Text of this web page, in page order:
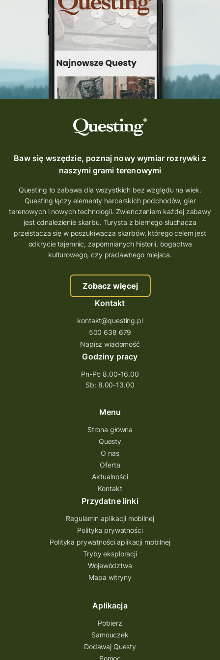
Questing Świętokrzyskie
questing śląskie
Quest Szlak Przygody
przygoda
nowy quest
najlepsze questy
wycieczki
turystyka przygodowa
Szlak Przygody
szkolenie
szkło
scieżka questingowa
questy w Polsce
questujznami
QUESTOMANIA
questing.pl
Quest Koziołek Matołek
gra miejska
co zobaczyć na Śląsku
aplikacja questy
aplikacja gry terenowe
wielkopolskie questy
wakacje z questami
trenerzy questingu
szkolenie tworzenie questów
szkolenie questing
Stefan Żeromski
ścieżka
Rzeszów
questy świętokrzyskie
questujwpolsce
questuj z nami
questingwyprawa po skarb
questingowy projekt współpracy
questing wielkopolska
Questing Przecławski
Questing Łódzkie
questing gry terenowe
Quest Świętokrzyskie
quest na szlaku Przygody
Quest Bolestraszyce
Quest Arboretum
Przecław Quest
projekt
Pogórze Dynowskie
Partnerstwo Questingu
Park Etnograficzny w Tokarni
Park Etnograficzny
natura
mazowieckie
Hutniczy Ostrowiec
gry terenowe
gry edukacyjne
Baw się wszędzie, poznaj nowy wymiar rozrywki z
naszymi grami terenowymi
Questing to zabawa dla wszystkich bez względu na wiek.
Questing łączy elementy harcerskich podchodów, gier
terenowych i nowych technologii. Zwieńczeniem każdej zabawy
jest odnalezienie skarbu. Turysta z biernego słuchacza
przeistacza się w poszukiwacza skarbów, którego celem jest
odkrycie tajemnic, zapomnianych historii, bogactwa
kulturowego, czy pradawnego miejsca.
Zobacz więcej
Kontakt
kontakt@questing.pl
500 638 679
Napisz wiadomość
Godziny pracy
Pn-Pt: 8.00-16.00
Sb: 8.00-13.00
Menu
Strona główna
Questy
O nas
Oferta
Aktualności
Kontakt
Przydatne linki
Regulamin aplikacji mobilnej
Polityka prywatności
Polityka prywatności aplikacji mobilnej
Tryby eksploracji
Województwa
Mapa witryny
Aplikacja
Pobierz
Samouczek
Dodawaj Questy